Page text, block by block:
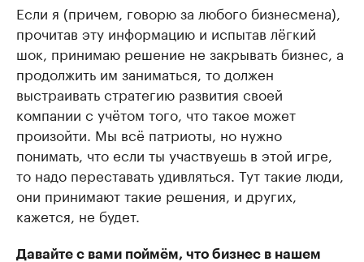
Если я (причем, говорю за любого бизнесмена),
прочитав эту информацию и испытав лёгкий
шок, принимаю решение не закрывать бизнес, а
продолжить им заниматься, то должен
выстраивать стратегию развития своей
компании с учётом того, что такое может
произойти. Мы всё патриоты, но нужно
понимать, что если ты участвуешь в этой игре,
то надо переставать удивляться. Тут такие люди,
они принимают такие решения, и других,
кажется, не будет.
Давайте с вами поймём, что бизнес в нашем